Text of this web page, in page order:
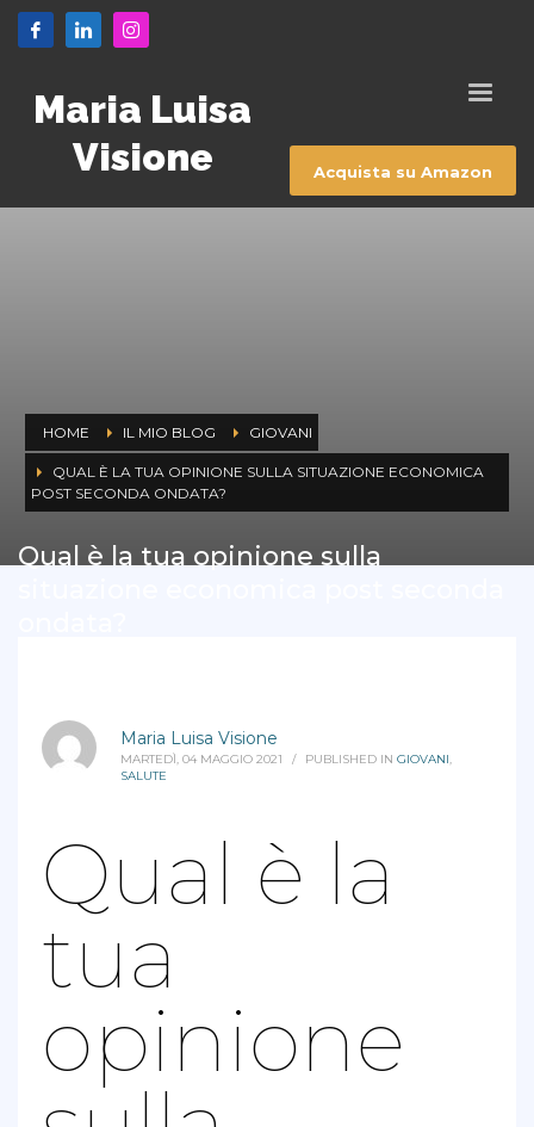
Maria Luisa
Visione
Acquista su Amazon
HOME IL MIO BLOG GIOVANI
QUAL È LA TUA OPINIONE SULLA SITUAZIONE ECONOMICA
POST SECONDA ONDATA?
Qual è la tua opinione sulla
Maria Luisa Visione
MARTEDÌ, 04 MAGGIO 2021 / PUBLISHED IN GIOVANI
SALUTE
Qual è la
tua
opinione